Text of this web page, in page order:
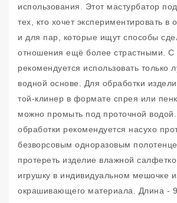
использования. Этот мастурбатор
тех, кто хочет экспериментировать в
и для пар, которые ищут способы
отношения ещё более страстными. С
рекомендуется использовать только
водной основе. Для обработки
той-клинер в формате спрея или
можно промыть под проточной
обработки рекомендуется насухо
безворсовым одноразовым
протереть изделие влажной
игрушку в индивидуальном мешочке
окрашивающего материала. Длина -